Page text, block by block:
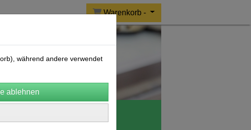
Warenkorb -
während andere verwendet